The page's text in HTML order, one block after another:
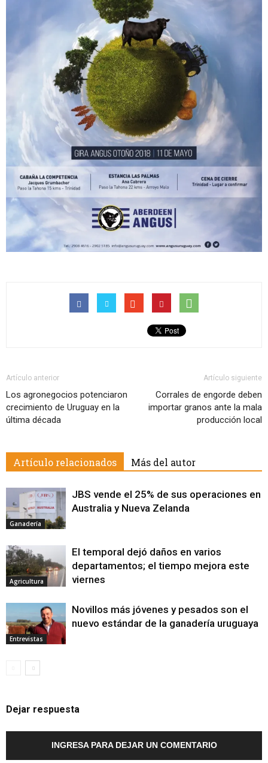
Artículo anterior
Los agronegocios potenciaron
crecimiento de Uruguay en la
última década
Artículo siguiente
Corrales de engorde deben
importar granos ante la mala
producción local
Artículo relacionados Más del autor
Ganadería
JBS vende el 25% de sus operaciones en
Australia y Nueva Zelanda
Agricultura
El temporal dejó daños en varios
departamentos; el tiempo mejora este
viernes
Entrevistas
Novillos más jóvenes y pesados son el
nuevo estándar de la ganadería uruguaya
Dejar respuesta
INGRESA PARA DEJAR UN COMENTARIO